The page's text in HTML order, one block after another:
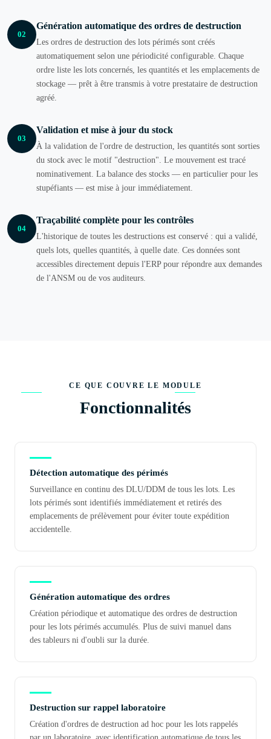
02
Génération automatique des ordres de destruction
Les ordres de destruction des lots périmés sont créés
automatiquement selon une périodicité configurable. Chaque
ordre liste les lots concernés, les quantités et les emplacements de
stockage — prêt à être transmis à votre prestataire de destruction
agréé.
03
Validation et mise à jour du stock
À la validation de l'ordre de destruction, les quantités sont sorties
du stock avec le motif "destruction". Le mouvement est tracé
nominativement. La balance des stocks — en particulier pour les
stupéfiants — est mise à jour immédiatement.
04
Traçabilité complète pour les contrôles
L'historique de toutes les destructions est conservé : qui a validé,
quels lots, quelles quantités, à quelle date. Ces données sont
accessibles directement depuis l'ERP pour répondre aux demandes
de l'ANSM ou de vos auditeurs.
CE QUE COUVRE LE MODULE
Fonctionnalités
Détection automatique des périmés
Surveillance en continu des DLU/DDM de tous les lots. Les
lots périmés sont identifiés immédiatement et retirés des
emplacements de prélèvement pour éviter toute expédition
accidentelle.
Génération automatique des ordres
Création périodique et automatique des ordres de destruction
pour les lots périmés accumulés. Plus de suivi manuel dans
des tableurs ni d'oubli sur la durée.
Destruction sur rappel laboratoire
Création d'ordres de destruction ad hoc pour les lots rappelés